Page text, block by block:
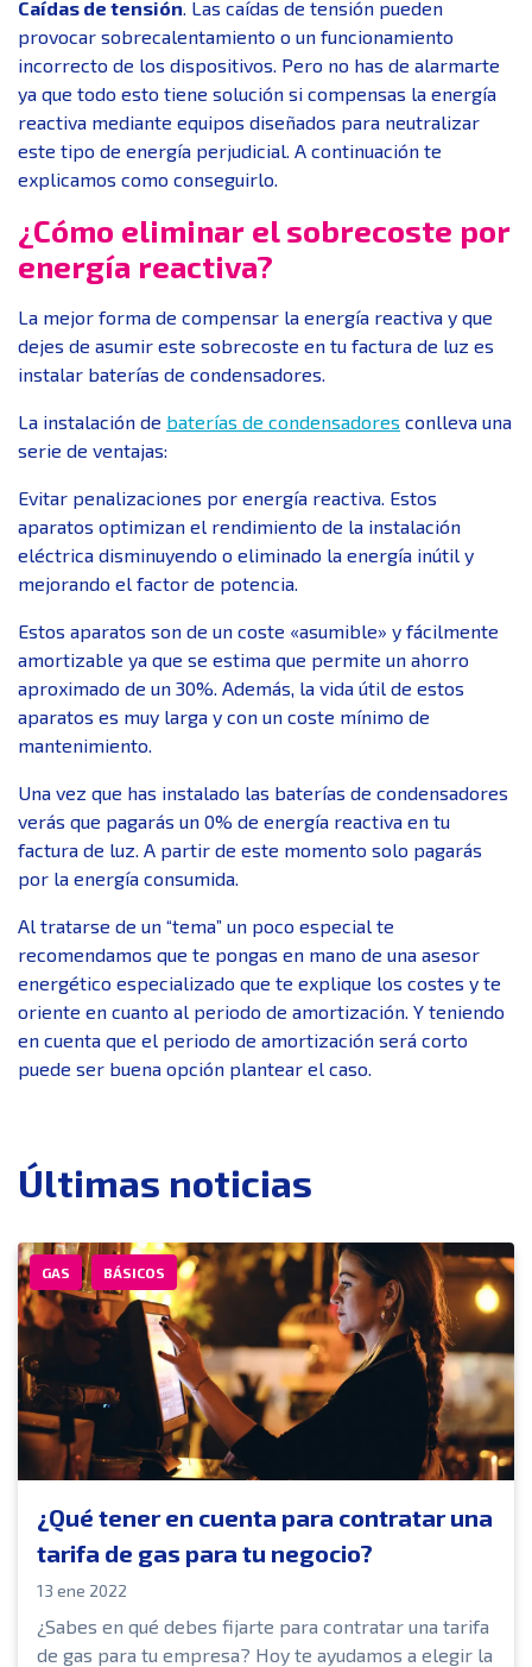
Caídas de tensión . Las caídas de tensión pueden
provocar sobrecalentamiento o un funcionamiento
incorrecto de los dispositivos. Pero no has de alarmarte
ya que todo esto tiene solución si compensas la energía
reactiva mediante equipos diseñados para neutralizar
este tipo de energía perjudicial. A continuación te
explicamos como conseguirlo.
¿Cómo eliminar el sobrecoste por
energía reactiva?
La mejor forma de compensar la energía reactiva y que
dejes de asumir este sobrecoste en tu factura de luz es
instalar baterías de condensadores.
La instalación de baterías de condensadores conlleva una
serie de ventajas:
Evitar penalizaciones por energía reactiva. Estos
aparatos optimizan el rendimiento de la instalación
eléctrica disminuyendo o eliminado la energía inútil y
mejorando el factor de potencia.
Estos aparatos son de un coste «asumible» y fácilmente
amortizable ya que se estima que permite un ahorro
aproximado de un 30%. Además, la vida útil de estos
aparatos es muy larga y con un coste mínimo de
mantenimiento.
Una vez que has instalado las baterías de condensadores
verás que pagarás un 0% de energía reactiva en tu
factura de luz. A partir de este momento solo pagarás
por la energía consumida.
Al tratarse de un “tema” un poco especial te
recomendamos que te pongas en mano de una asesor
energético especializado que te explique los costes y te
oriente en cuanto al periodo de amortización. Y teniendo
en cuenta que el periodo de amortización será corto
puede ser buena opción plantear el caso.
Últimas noticias
GAS BÁSICOS
¿Qué tener en cuenta para contratar una
tarifa de gas para tu negocio?
13 ene 2022
¿Sabes en qué debes fijarte para contratar una tarifa
de gas para tu empresa? Hoy te ayudamos a elegir la